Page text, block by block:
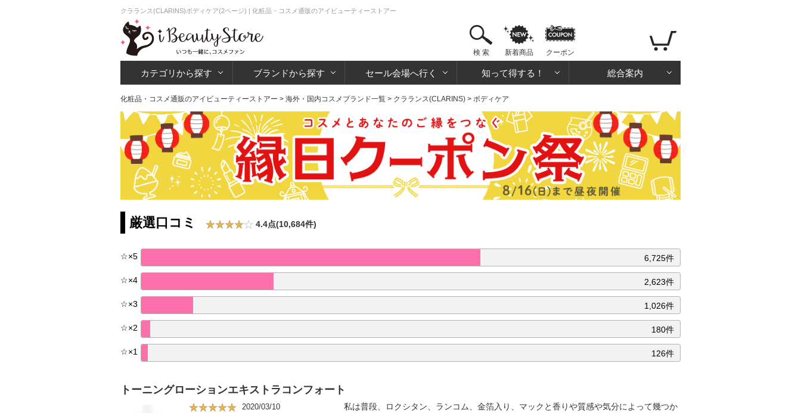
クラランス(CLARINS)ボディケア(2ページ) | 化粧品・コスメ通販のアイビューティーストアー
検 索 新着商品 クーポン
カテゴリから探す ブランドから探す セール会場へ行く 知って得する！ 総合案内
化粧品・コスメ通販のアイビューティーストアー > 海外・国内コスメブランド一覧 > クラランス(CLARINS) > ボディケア
厳選口コミ 4.4点(10,684件)
☆×5 6,725件
☆×4 2,623件
☆×3 1,026件
☆×2 180件
☆×1 126件
トーニングローションエキストラコンフォート
2020/03/10
私は普段、ロクシタン、ランコム、金箔入り、マックと香りや質感や気分によって幾つか